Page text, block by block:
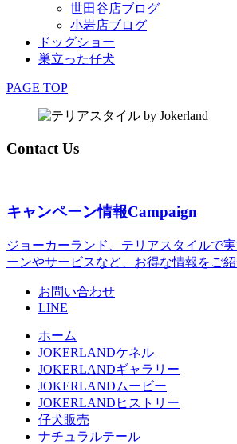
世田谷店ブログ
小岩店ブログ
ドッグショー
巣立った仔犬
PAGE TOP
Contact Us
キャンペーン情報Campaign
ジョーカーランド、テリアスタイルで
ーンやサービスなど、お得な情報をご紹
お問い合わせ
LINE
ホーム
JOKERLANDケネル
JOKERLANDギャラリー
JOKERLANDムービー
JOKERLANDヒストリー
仔犬販売
ナチュラルテール